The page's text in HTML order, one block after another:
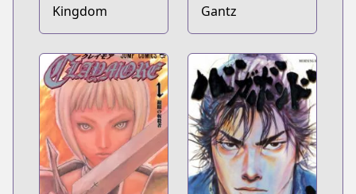
Kingdom Gantz